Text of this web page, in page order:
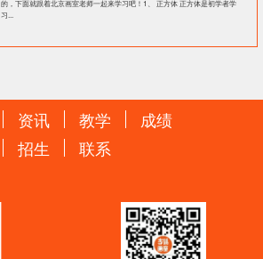
的，下面就跟着北京画室老师一起来学习吧！1、 正方体 正方体是初学者学
习...
资讯 教学
成绩
招生
联系